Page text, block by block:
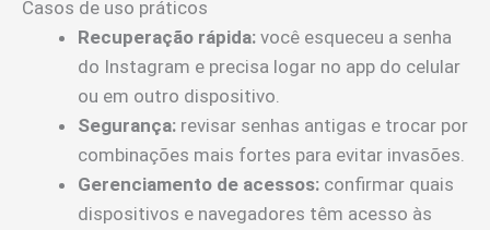
Casos de uso práticos
Recuperação rápida: você esqueceu a senha
do Instagram e precisa logar no app do celular
ou em outro dispositivo.
Segurança: revisar senhas antigas e trocar por
combinações mais fortes para evitar invasões.
Gerenciamento de acessos: confirmar quais
dispositivos e navegadores têm acesso às